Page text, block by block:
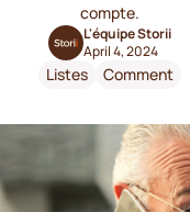
compte.
L'équipe Storii
April 4, 2024
Listes Comment